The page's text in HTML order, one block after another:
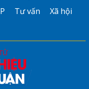
Tư vấn
Xã hội